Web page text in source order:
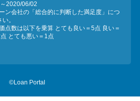
2020/06/02
ン会社の「総合的に判断した満足度」につ
。
点数は以下を乗算 とても良い＝5点 良い＝
とても悪い＝1点
©Loan Portal